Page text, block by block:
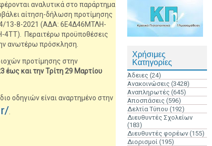
αναλυτικά στο παράρτημα
αίτηση-δήλωση προτίμησης
13-8-2021 (ΑΔΑ: 6Ε4Δ46ΜΤΛΗ-
4ΤΤ) . Περαιτέρω προϋποθέσεις
ανωτέρω πρόσκληση.
προτίμησης στην
έως και την Τρίτη 29 Μαρτίου
οδηγιών είναι αναρτημένο στην
Χρήσιμες
Κατηγορίες
Άδειες (24)
Ανακοινώσεις (3428)
Αναπληρωτές (645)
Αποσπάσεις (596)
Δελτία Τύπου (192)
Διευθυντές Σχολείων
(183)
Διευθυντές φορέων (155)
Διορισμοί (195)